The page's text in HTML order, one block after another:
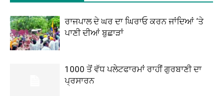
ਰਾਜਪਾਲ ਦੇ ਘਰ ਦਾ ਘਿਰਾਓ ਕਰਨ ਜਾਂਦਿਆਂ ‘ਤੇ
ਪਾਣੀ ਦੀਆਂ ਬੁਛਾੜਾਂ
1000 ਤੋਂ ਵੱਧ ਪਲੇਟਫਾਰਮਾਂ ਰਾਹੀਂ ਗੁਰਬਾਣੀ ਦਾ
ਪ੍ਰਸਾਰਨ